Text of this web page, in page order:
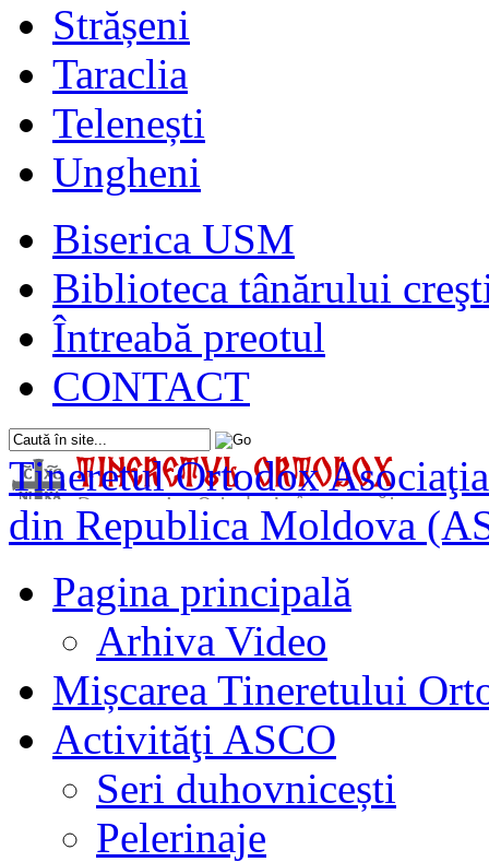
Strășeni
Taraclia
Telenești
Ungheni
Biserica USM
Biblioteca tânărului
Întreabă preotul
CONTACT
Tineretul Ortodox
din Republica Moldova
Pagina principală
Arhiva Video
Mișcarea Tineretului
Activităţi ASCO
Seri duhovnicești
Pelerinaje